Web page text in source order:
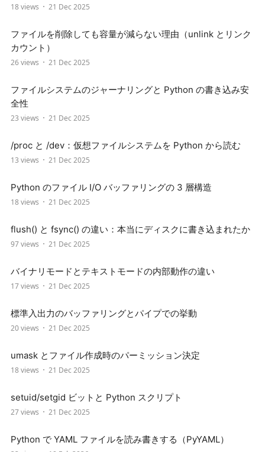
18 views 21 Dec 2025
ファイルを削除しても容量が減らない理由（unlink とリンク
カウント）
26 views 21 Dec 2025
ファイルシステムのジャーナリングと Python の書き込み安
全性
23 views 21 Dec 2025
/proc と /dev：仮想ファイルシステムを Python から読む
13 views 21 Dec 2025
Python のファイル I/O バッファリングの 3 層構造
18 views 21 Dec 2025
flush() と fsync() の違い：本当にディスクに書き込まれたか
97 views 21 Dec 2025
バイナリモードとテキストモードの内部動作の違い
17 views 21 Dec 2025
標準入出力のバッファリングとパイプでの挙動
20 views 21 Dec 2025
umask とファイル作成時のパーミッション決定
18 views 21 Dec 2025
setuid/setgid ビットと Python スクリプト
27 views 21 Dec 2025
Python で YAML ファイルを読み書きする（PyYAML）